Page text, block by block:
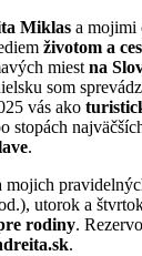
Miklas a mojimi
životom a
miest na
som
vás ako
stopách
.
mojich
utorok a
rodiny.
.